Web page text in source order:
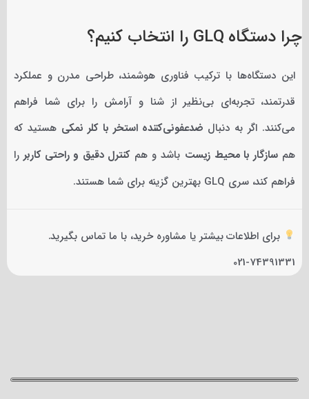
چرا دستگاه GLQ را انتخاب کنیم؟
این دستگاه‌ها با ترکیب فناوری هوشمند، طراحی مدرن و عملکرد
قدرتمند، تجربه‌ای بی‌نظیر از شنا و آرامش را برای شما فراهم
می‌کنند. اگر به دنبال ضدعفونی‌کننده استخر با کلر نمکی هستید که
همسازگار با محیط زیست باشد و همکنترل دقیق و راحتی کاربررا
فراهم کند، سری GLQ بهترین گزینه برای شما هستند.
برای اطلاعات بیشتر یا مشاوره خرید، با ما تماس بگیرید.
021-74391331